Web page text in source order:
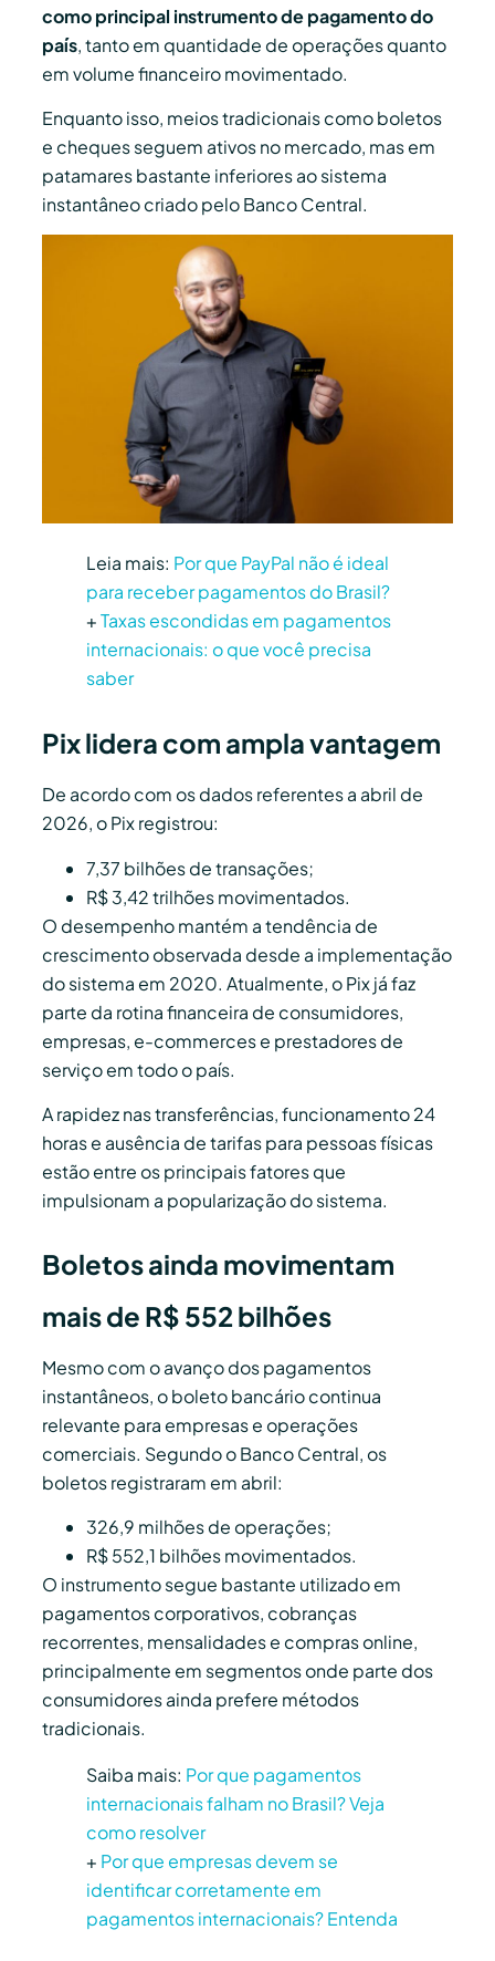
como principal instrumento de pagamento do
país, tanto em quantidade de operações quanto
em volume financeiro movimentado.
Enquanto isso, meios tradicionais como boletos
e cheques seguem ativos no mercado, mas em
patamares bastante inferiores ao sistema
instantâneo criado pelo Banco Central.
Leia mais: Por que PayPal não é ideal
para receber pagamentos do Brasil?
+Taxas escondidas em pagamentos
internacionais: o que você precisa
saber
Pix lidera com ampla vantagem
De acordo com os dados referentes a abril de
2026, o Pix registrou:
7,37 bilhões de transações;
R$ 3,42 trilhões movimentados.
O desempenho mantém a tendência de
crescimento observada desde a implementação
do sistema em 2020. Atualmente, o Pix já faz
parte da rotina financeira de consumidores,
empresas, e-commerces e prestadores de
serviço em todo o país.
A rapidez nas transferências, funcionamento 24
horas e ausência de tarifas para pessoas físicas
estão entre os principais fatores que
impulsionam a popularização do sistema.
Boletos ainda movimentam
mais de R$ 552 bilhões
Mesmo com o avanço dos pagamentos
instantâneos, o boleto bancário continua
relevante para empresas e operações
comerciais. Segundo o Banco Central, os
boletos registraram em abril:
326,9 milhões de operações;
R$ 552,1 bilhões movimentados.
O instrumento segue bastante utilizado em
pagamentos corporativos, cobranças
recorrentes, mensalidades e compras online,
principalmente em segmentos onde parte dos
consumidores ainda prefere métodos
tradicionais.
Saiba mais: Por que pagamentos
internacionais falham no Brasil? Veja
como resolver
+ Por que empresas devem se
identificar corretamente em
pagamentos internacionais? Entenda